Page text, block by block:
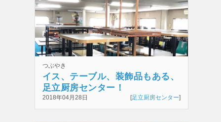
つぶやき
イス、テーブル、装飾品もある、
足立厨房センター！
2018年04月28日 [足立厨房センター]